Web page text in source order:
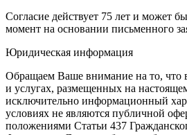
Согласие действует 75 лет и может
момент на основании письменного
Юридическая информация
Обращаем Ваше внимание на то, что
и услугах, размещенных на
исключительно информационный
условиях не являются публичной
положениями Статьи 437